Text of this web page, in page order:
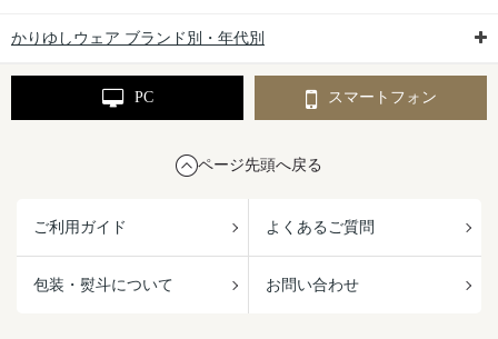
かりゆしウェア ブランド別・年代別
PC スマートフォン
ページ先頭へ戻る
ご利用ガイド よくあるご質問
包装・熨斗について お問い合わせ